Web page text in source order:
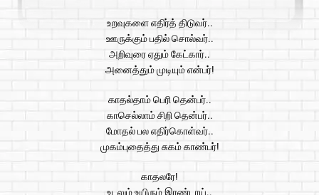
உறவுகளை எதிர்த் திடுவர்..
ஊருக்கும் பதில் சொல்வர்..
அறிவுரை ஏதும் கேட்கார்..
அனைத்தும் முடியும் என்பர்!
காதல்தாம் பெரி தென்பர்..
காசெல்லாம் சிறி தென்பர்..
மோதல் பல எதிர்கொள்வர்..
முகம்புதைத்து சுகம் காண்பர்!
காதலரே!
உடலும் உயிரும் இரண்டாய்..